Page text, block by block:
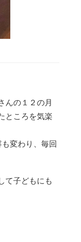
んの１２の月
ところを気楽
変わり、毎回
て子どもにも